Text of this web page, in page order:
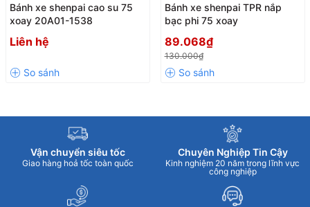
Bánh xe shenpai cao su 75
xoay 20A01-1538
Liên hệ
Bánh xe shenpai TPR nắp
bạc phi 75 xoay
89.068₫
130.000₫
Vận chuyển siêu tốc
Giao hàng hoả tốc toàn quốc
Chuyên Nghiệp Tin Cậy
Kinh nghiệm 20 năm trong lĩnh vực
công nghiệp